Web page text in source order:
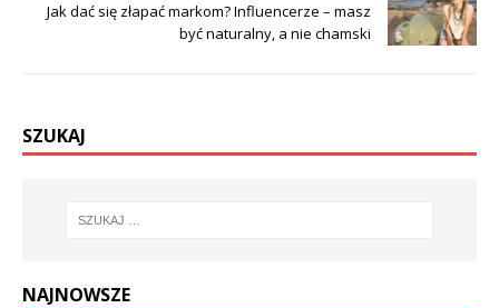
Jak dać się złapać markom? Influencerze – masz
być naturalny, a nie chamski
SZUKAJ
NAJNOWSZE